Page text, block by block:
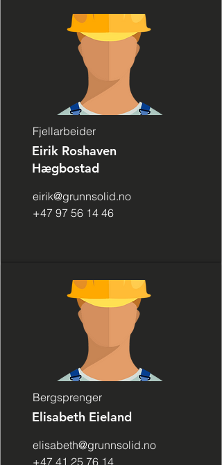
Fjellarbeider
Eirik Roshaven
Hægbostad
eirik@grunnsolid.no
+47 97 56 14 46
Bergsprenger
Elisabeth Eieland
elisabeth@grunnsolid.no
+47 41 25 76 14